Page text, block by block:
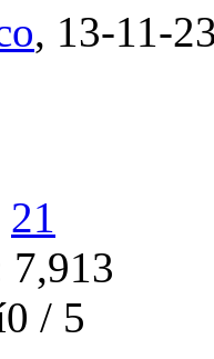
‎, 13-11-
21
7,913
/ 5